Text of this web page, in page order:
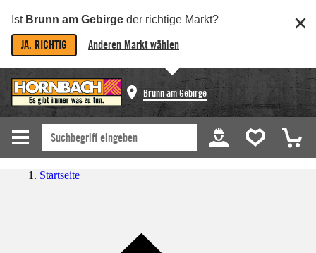
Ist Brunn am Gebirge der richtige Markt?
JA, RICHTIG Anderen Markt wählen
Brunn am Gebirge
Startseite